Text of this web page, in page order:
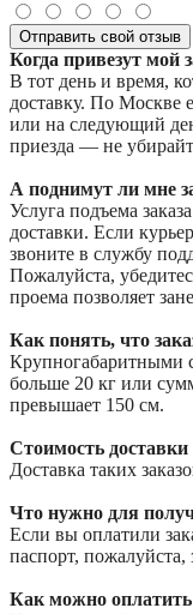
Отправить свой отзыв
Когда привезут мой
В тот день и время,
доставку. По Москве
или на следующий
приезда — не
А поднимут ли мне
Услуга подъема
доставки. Если
звоните в службу
Пожалуйста,
проема позволяет
Как понять, что
Крупногабаритными
больше 20 кг или
превышает 150 см.
Стоимость
Доставка таких
Что нужно для
Если вы оплатили
паспорт, пожалуйста,
Как можно оплатить